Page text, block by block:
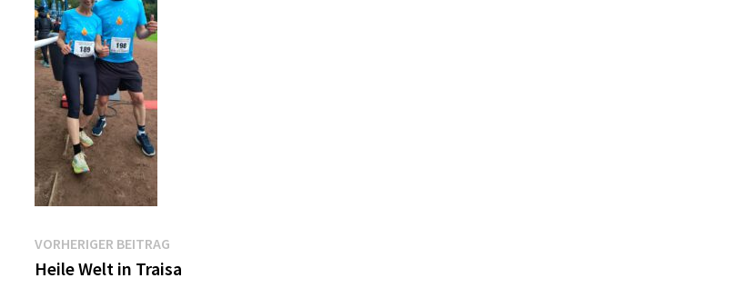
Beitragsnavigation
VORHERIGER BEITRAG
Beitrag:
Heile Welt in Traisa